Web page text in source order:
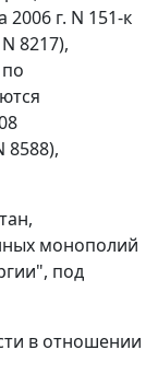
г. N 151-к
8217),
8588),
монополий
под
в отношении